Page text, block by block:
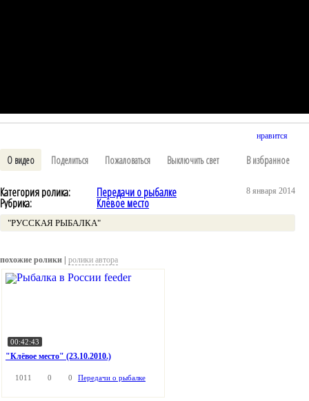
нравится
О видео Поделиться Пожаловаться Выключить свет В избранное
Категория ролика: Передачи о рыбалке
Рубрика: Клёвое место
"РУССКАЯ РЫБАЛКА"
8 января 2014
похожие ролики | ролики автора
00:42:43
"Клёвое место" (23.10.2010.)
1011 0 0 Передачи о рыбалке